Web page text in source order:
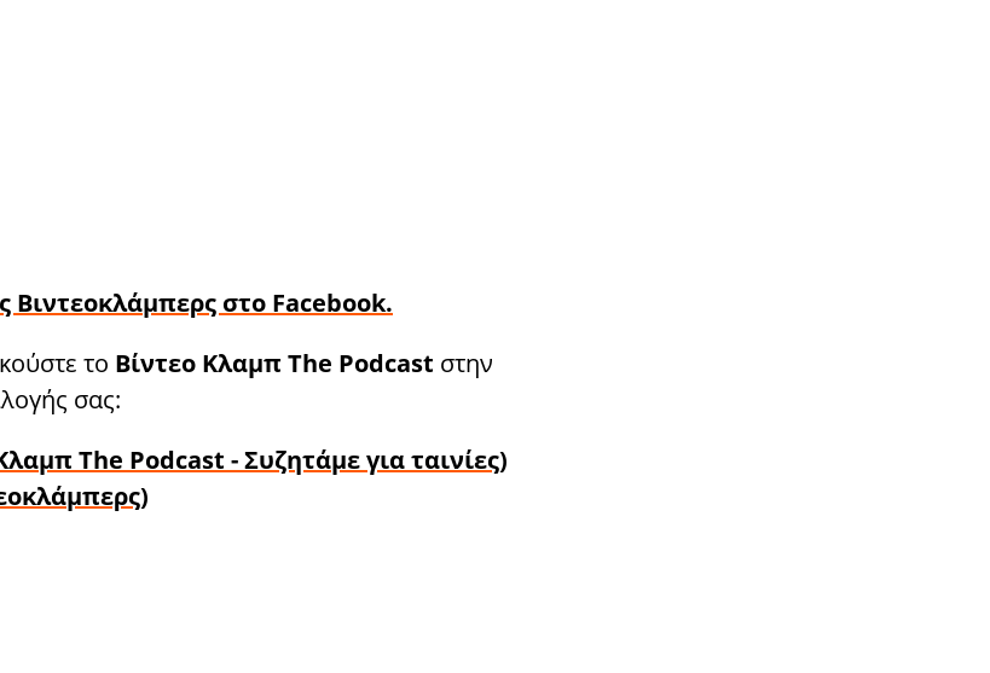
Βιντεοκλάμπερς στο Facebook.
το Βίντεο Κλαμπ The Podcast στην
σας:
The Podcast - Συζητάμε για ταινίες)